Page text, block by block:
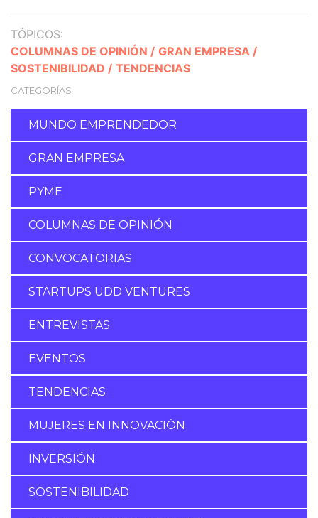
TÓPICOS:
COLUMNAS DE OPINIÓN / GRAN EMPRESA /
SOSTENIBILIDAD / TENDENCIAS
CATEGORÍAS
MUNDO EMPRENDEDOR
GRAN EMPRESA
PYME
COLUMNAS DE OPINIÓN
CONVOCATORIAS
STARTUPS UDD VENTURES
ENTREVISTAS
EVENTOS
TENDENCIAS
MUJERES EN INNOVACIÓN
INVERSIÓN
SOSTENIBILIDAD